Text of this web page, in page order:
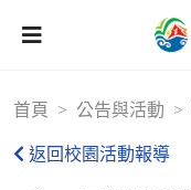
首頁 公告與活動
返回校園活動報導